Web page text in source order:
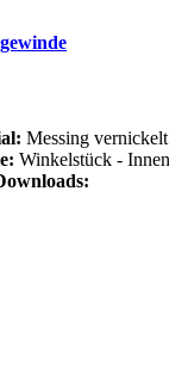
Messing vernickelt
Winkelstück -